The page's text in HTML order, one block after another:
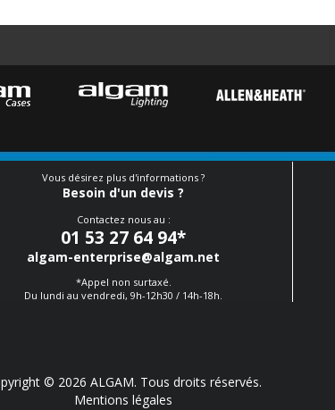
Vous désirez plus d'informations ?
Besoin d'un devis ?
Contactez nous au :
01 53 27 64 94*
algam-enterprise@algam.net
*Appel non surtaxé.
Du lundi au vendredi, 9h-12h30 / 14h-18h.
© 2026 ALGAM. Tous droits réservés.
Mentions légales